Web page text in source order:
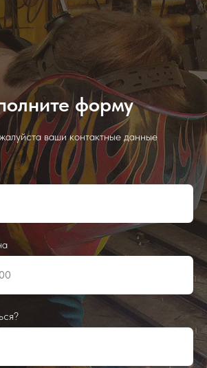
форму
ваши контактные данные